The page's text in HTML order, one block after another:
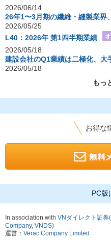
2026/06/14
26年1〜3月期の繊維・縫製業界
2026/05/25
L40：2026年 第1四半期業績
2026/05/18
建設会社のQ1業績は二極化、
2026/05/18
もっ
お得な
PC版
In association with VNダイレクト証
Company, VNDS)
運営： Verac Company Limited